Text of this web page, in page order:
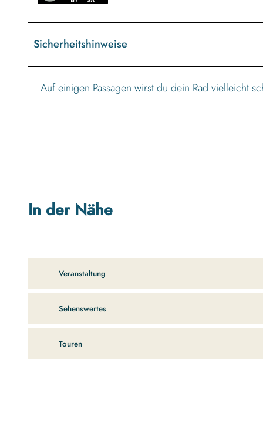
Sicherheitshinweise
Auf einigen Passagen wirst du dein Rad vielleicht
In der Nähe
Veranstaltung
Sehenswertes
Touren